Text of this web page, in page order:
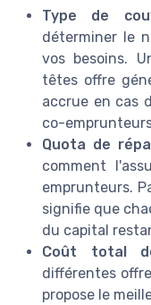
Type de
déterminer le
vos besoins.
têtes offre
accrue en cas
co-
Quota de
comment
emprunteurs.
signifie que
du capital
Coût total
différentes
propose le